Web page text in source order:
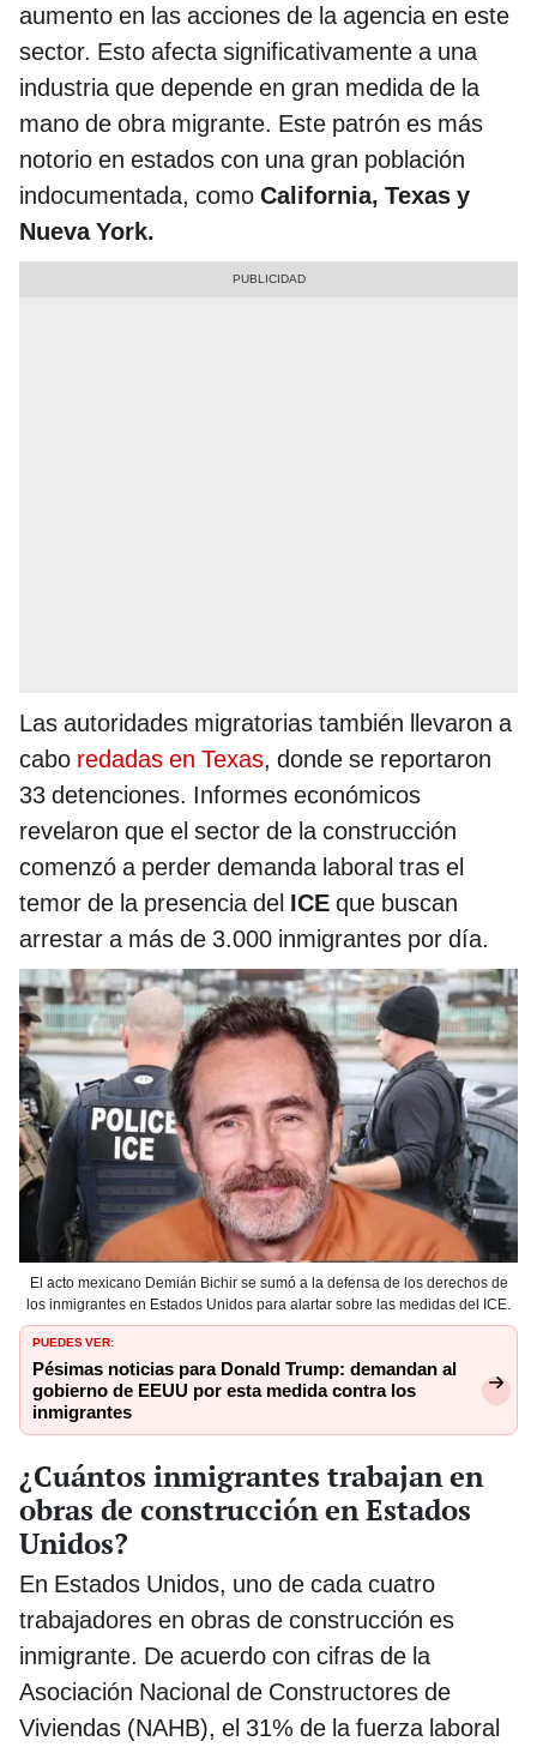
aumento en las acciones de la agencia en este
sector. Esto afecta significativamente a una
industria que depende en gran medida de la
mano de obra migrante. Este patrón es más
notorio en estados con una gran población
indocumentada, como California, Texas y
Nueva York.
Las autoridades migratorias también llevaron a
cabo redadas en Texas, donde se reportaron
33 detenciones. Informes económicos
revelaron que el sector de la construcción
comenzó a perder demanda laboral tras el
temor de la presencia del ICE que buscan
arrestar a más de 3.000 inmigrantes por día.
El acto mexicano Demián Bichir se sumó a la defensa de los derechos de
los inmigrantes en Estados Unidos para alartar sobre las medidas del ICE.
PUEDES VER:
Pésimas noticias para Donald Trump: demandan al
gobierno de EEUU por esta medida contra los
inmigrantes
¿Cuántos inmigrantes trabajan en
obras de construcción en Estados
Unidos?
En Estados Unidos, uno de cada cuatro
trabajadores en obras de construcción es
inmigrante. De acuerdo con cifras de la
Asociación Nacional de Constructores de
Viviendas (NAHB), el 31% de la fuerza laboral